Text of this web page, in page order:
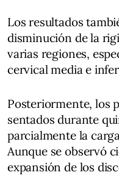
Los resultados
disminución de la
varias regiones,
cervical media e
Posteriormente, los
sentados durante
parcialmente la
Aunque se observó
expansión de los